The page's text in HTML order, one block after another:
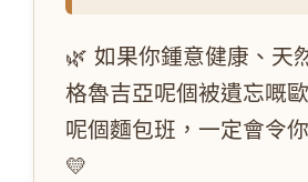
🌿 如果你鍾意健康、天
格魯吉亞呢個被遺忘嘅
呢個麵包班，一定會令
💛